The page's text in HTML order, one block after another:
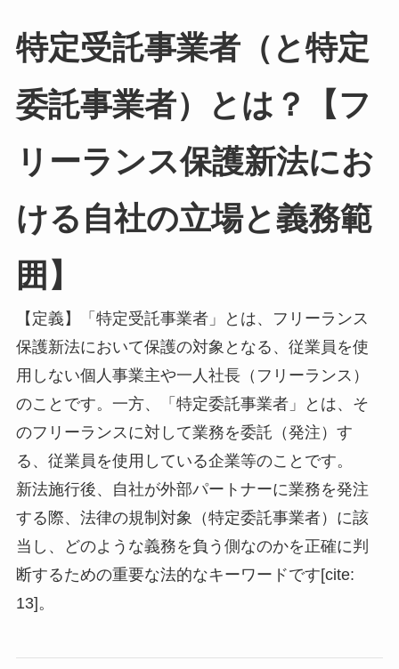
特定受託事業者（と特定
委託事業者）とは？【フ
リーランス保護新法にお
ける自社の立場と義務範
囲】
【定義】「特定受託事業者」とは、フリーランス
保護新法において保護の対象となる、従業員を使
用しない個人事業主や一人社長（フリーランス）
のことです。一方、「特定委託事業者」とは、そ
のフリーランスに対して業務を委託（発注）す
る、従業員を使用している企業等のことです。
新法施行後、自社が外部パートナーに業務を発注
する際、法律の規制対象（特定委託事業者）に該
当し、どのような義務を負う側なのかを正確に判
断するための重要な法的なキーワードです[cite:
13]。